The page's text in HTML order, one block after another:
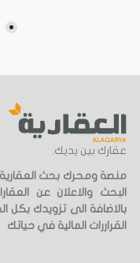
عقارك بين يديك.
منصة ومحرك بحث
البحث والاعلان عن
بالاضافة الى تزويدك بكل
القراررات المالية في حياتك